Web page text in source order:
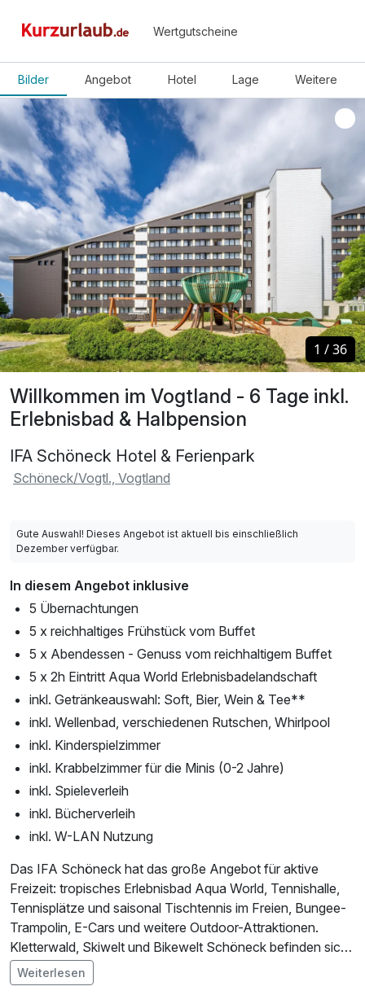
Wertgutscheine
Bilder Angebot Hotel Lage Weitere
Willkommen im Vogtland - 6 Tage inkl.
Erlebnisbad & Halbpension
IFA Schöneck Hotel & Ferienpark
Schöneck/Vogtl., Vogtland
1 /36
1 /36
Gute Auswahl! Dieses Angebot ist aktuell bis einschließlich
Dezember verfügbar.
In diesem Angebot inklusive
5 Übernachtungen
5 x reichhaltiges Frühstück vom Buffet
5 x Abendessen - Genuss vom reichhaltigem Buffet
5 x 2h Eintritt Aqua World Erlebnisbadelandschaft
inkl. Getränkeauswahl: Soft, Bier, Wein & Tee**
inkl. Wellenbad, verschiedenen Rutschen, Whirlpool
inkl. Kinderspielzimmer
inkl. Krabbelzimmer für die Minis (0-2 Jahre)
inkl. Spieleverleih
inkl. Bücherverleih
inkl. W-LAN Nutzung
Das IFA Schöneck hat das große Angebot für aktive
Freizeit: tropisches Erlebnisbad Aqua World, Tennishalle,
Tennisplätze und saisonal Tischtennis im Freien, Bungee-
Trampolin, E-Cars und weitere Outdoor-Attraktionen.
Kletterwald, Skiwelt und Bikewelt Schöneck befinden sich
direkt am Ferienpark. Spaß für Kids bietet auch die
Freizeitlandschaft mit Kinder-Spielwelt, der Spielplatz
Im Angebot enthalten
Weiterlesen